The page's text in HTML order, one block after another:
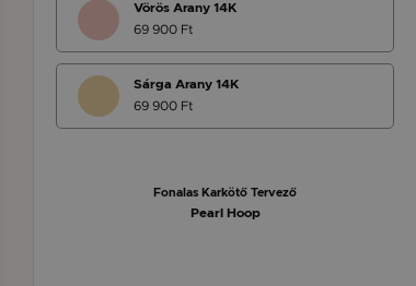
Vörös Arany 14K
69 900 Ft
Sárga Arany 14K
69 900 Ft
Fonalas Karkötő Tervező
Pearl Hoop